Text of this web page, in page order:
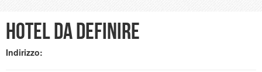
Hotel da definire
Indirizzo: